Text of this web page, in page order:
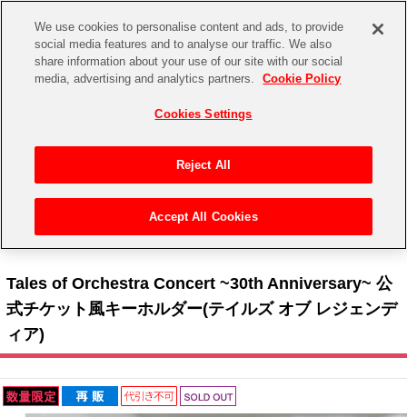
CHANNEL STORE EVENT
ゲーム 電子書籍
CD / Blu-ray
EVENT
アイドルマスターシリーズ
アイドルマスター
アイドルマスター SideM
アイドルマスター シャイニーカラーズ
学園アイドルマスター
イベントグッズ
トイ・ホビー
アクセサリー>キーホルダー> Tales of Orchestra Concert ~30th
Tales of Orchestra Concert ~30th Anniversary~ 公
式チケット風キーホルダー(テイルズ オブ レジェンデ
ィア)
We use cookies to personalise content and ads, to provide
social media features and to analyse our traffic. We also
share information about your use of our site with our social
media, advertising and analytics partners.
Cookie Policy
Cookies Settings
Reject All
Accept All Cookies